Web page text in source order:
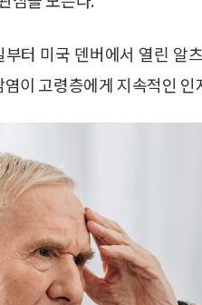
터 미국 덴버에서 열린 알
이 고령층에게 지속적인